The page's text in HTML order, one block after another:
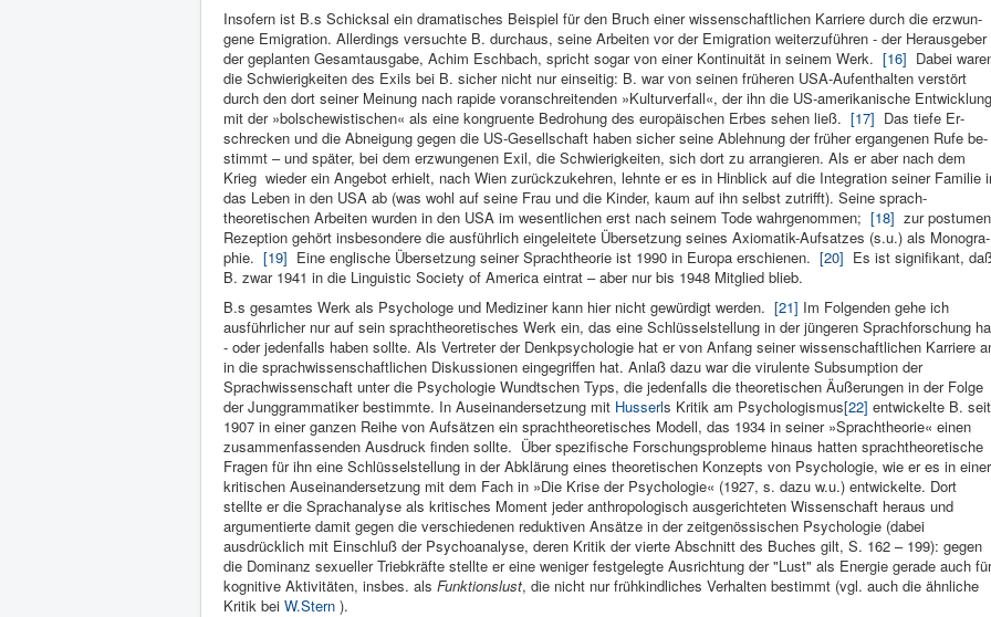
Inso­fern ist B.s Schicksal ein dramati­sches Beispiel für den Bruch einer wissenschaft­lichen Karriere durch die erzwun­
gene Emigration. Allerdings versuchte B. durchaus, seine Arbeiten vor der Emigration weiterzuführen - der Heraus­geber
der geplanten Ge­samtausgabe, Achim Eschbach, spricht sogar von einer Kontinuität in seinem Werk. [16] Dabei
die Schwierigkeiten des Exils bei B. sicher nicht nur ein­seitig: B. war von seinen früheren USA-Aufenthal­ten ver­stört
durch den dort sei­ner Meinung nach ra­pide voran­schreitenden »Kulturver­fall«, der ihn die US-ameri­kanische Ent­wicklung
mit der »bol­schewistischen« als eine kongruente Bedrohung des europäischen Er­bes sehen ließ. [17] Das tiefe Er­
schrecken und die Abnei­gung gegen die US-Gesell­schaft ha­ben sicher seine Ableh­nung der früher er­gangenen Rufe be­
stimmt – und spä­ter, bei dem erzwunge­nen Exil, die Schwie­rigkeiten, sich dort zu arran­gieren. Als er aber nach dem
Krieg wieder ein Angebot er­hielt, nach Wien zurückzu­kehren, lehnte er es in Hin­blick auf die Integra­tion seiner Familie
das Le­ben in den USA ab (was wohl auf seine Frau und die Kin­der, kaum auf ihn selbst zu­trifft). Seine sprach­
theoretischen Ar­beiten wur­den in den USA im wesent­lichen erst nach seinem Tode wahrgenommen; [18] zur postumen
Rezeption gehört insbe­sondere die ausführ­lich eingelei­tete Über­setzung seines Axioma­tik-Auf­satzes (s.u.) als Monogra­
phie. [19] Eine eng­lische Übersetzung seiner Sprachtheo­rie ist 1990 in Europa erschienen. [20] Es ist signifikant,
B. zwar 1941 in die Linguistic So­ciety of America ein­trat – aber nur bis 1948 Mitglied blieb.
B.s gesamtes Werk als Psychologe und Mediziner kann hier nicht gewürdigt werden. [21] Im Folgenden gehe ich
ausführlicher nur auf sein sprachtheoretisches Werk ein, das eine Schlüsselstellung in der jüngeren Sprachforschung
- oder jedenfalls haben sollte. Als Vertreter der Denkpsychologie hat er von Anfang seiner wissenschaftlichen Karriere
in die sprachwis­senschaftlichen Diskussionen eingegrif­fen hat. Anlaß dazu war die vi­rulente Sub­sumption der
Sprachwissen­schaft un­ter die Psychologie Wundt­schen Typs, die je­denfalls die theoretischen Äußerungen in der Folge
der Junggrammati­ker be­stimmte. In Ausein­andersetzung mit Husserls Kritik am Psychologis­mus[22] entwic­kelte B. seit
1907 in einer gan­zen Reihe von Aufsätzen ein sprachtheoreti­sches Modell, das 1934 in seiner »Sprachtheorie« einen
zusammenfassen­den Aus­druck finden sollte. Über spezifische Forschungsprobleme hinaus hatten sprachtheoretische
Fragen für ihn eine Schlüsselstellung in der Abklärung eines theoretischen Konzepts von Psychologie, wie er es in einer
kritischen Auseinandersetzung mit dem Fach in »Die Krise der Psychologie« (1927, s. dazu w.u.) entwickelte. Dort
stellte er die Sprachanalyse als kritisches Moment jeder anthropologisch ausgerichteten Wissenschaft heraus und
argumentierte damit gegen die verschiedenen reduktiven Ansätze in der zeitgenössischen Psychologie (dabei
ausdrücklich mit Einschluß der Psychoanalyse, deren Kritik der vierte Abschnitt des Buches gilt, S. 162 – 199): gegen
die Dominanz sexueller Triebkräfte stellte er eine weniger festgelegte Ausrichtung der "Lust" als Energie gerade auch für
kognitive Aktivitäten, insbes. als Funktionslust, die nicht nur frühkindliches Verhalten bestimmt (vgl. auch die ähnliche
Kritik bei W.Stern ).